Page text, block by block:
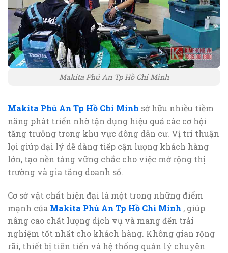
Makita Phú An Tp Hồ Chí Minh
Makita Phú An Tp Hồ Chí Minh sở hữu nhiều tiềm
năng phát triển nhờ tận dụng hiệu quả các cơ hội
tăng trưởng trong khu vực đông dân cư. Vị trí thuận
lợi giúp đại lý dễ dàng tiếp cận lượng khách hàng
lớn, tạo nền tảng vững chắc cho việc mở rộng thị
trường và gia tăng doanh số.
Cơ sở vật chất hiện đại là một trong những điểm
mạnh của Makita Phú An Tp Hồ Chí Minh , giúp
nâng cao chất lượng dịch vụ và mang đến trải
nghiệm tốt nhất cho khách hàng. Không gian rộng
rãi, thiết bị tiên tiến và hệ thống quản lý chuyên